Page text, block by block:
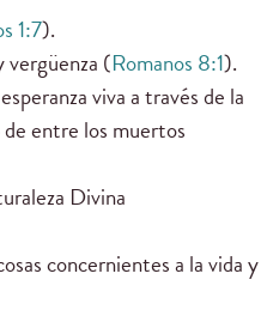
1:7).
vergüenza (Romanos 8:1).
viva a través de la
entre los muertos
Divina
concernientes a la vida y